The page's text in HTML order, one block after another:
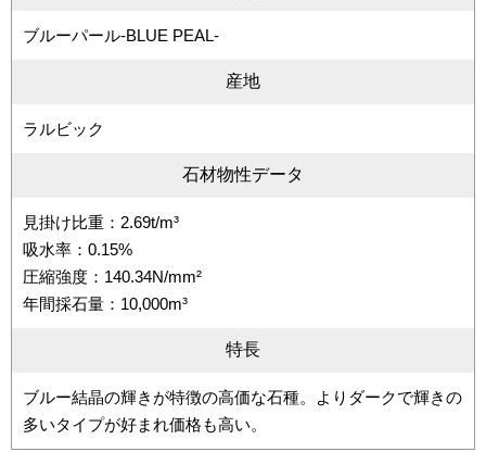
ブルーパール-BLUE PEAL-
産地
ラルビック
石材物性データ
見掛け比重：2.69t/m³
吸水率：0.15%
圧縮強度：140.34N/mm²
年間採石量：10,000m³
特長
ブルー結晶の輝きが特徴の高価な石種。よりダークで輝きの
多いタイプが好まれ価格も高い。